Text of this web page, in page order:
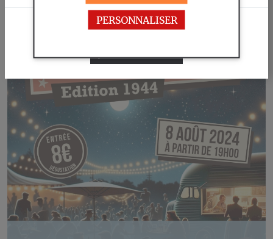
Promenade pédestre dans le terroir Rastellain.
JE N'AI PAS L'ÂGE LÉGAL
J'AI L'ÂGE LÉGAL
PERSONNALISER